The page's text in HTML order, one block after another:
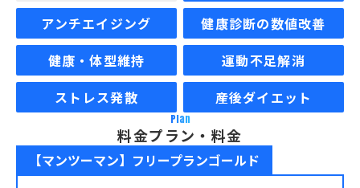
アンチエイジング
健康診断の数値改善
健康・体型維持
運動不足解消
ストレス発散
産後ダイエット
Plan
料金プラン・料金
【マンツーマン】フリープランゴールド